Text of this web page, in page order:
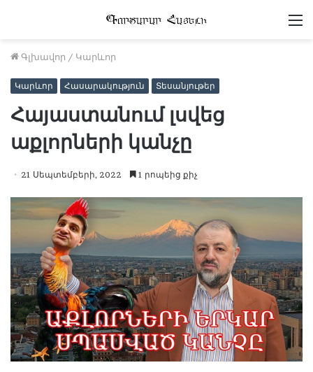
Գլխավոր / Կարևոր
Կարևոր Հասարակություն Տեսանյութեր
Հայաստանում լսվեց
աքլորների կանչը
21 Սեպտեմբերի, 2022 1 րոպեից քիչ